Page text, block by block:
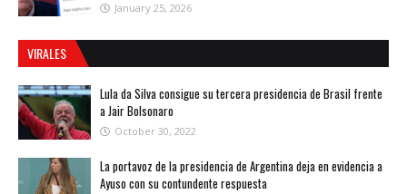
January 25, 2026
VIRALES
Lula da Silva consigue su tercera presidencia de Brasil frente
a Jair Bolsonaro
October 30, 2022
La portavoz de la presidencia de Argentina deja en evidencia a
Ayuso con su contundente respuesta